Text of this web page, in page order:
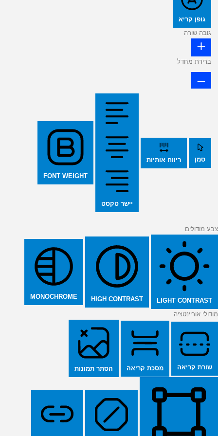
גופן קריא
גובה שורה
ברירת מחדל
סמן ריווח אותיות
יישר טקסט
FONT WEIGHT
צבע מודולים
LIGHT CONTRAST
HIGH CONTRAST
MONOCHROME
מודולי אוריינטציה
שורת קריאה מסכת קריאה הסתר תמונות